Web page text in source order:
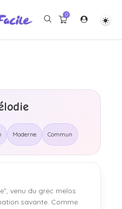
0
Moderne Commun
venu du grec melos
savante. Comme